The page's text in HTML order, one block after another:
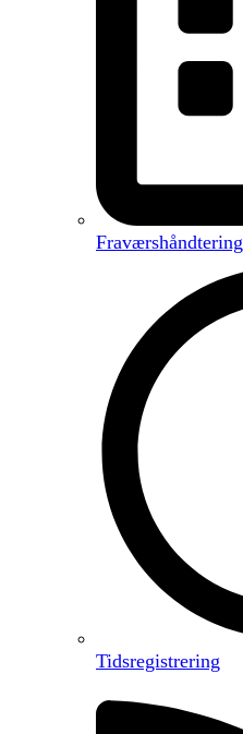
Fraværshåndtering
Tidsregistrering